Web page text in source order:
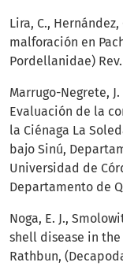
Lira, C., Hernández,
malforación en
Pordellanidae) Rev.
Marrugo-Negrete,
Evaluación de la
la Ciénaga La
bajo Sinú,
Universidad de
Departamento de
Noga, E. J.,
shell disease in
Rathbun,